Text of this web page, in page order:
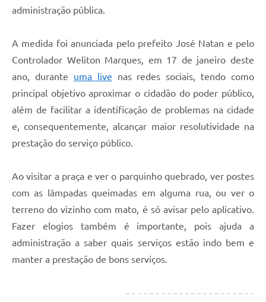
administração pública.
A medida foi anunciada pelo prefeito José Natan e pelo
Controlador Weliton Marques, em 17 de janeiro deste
ano, durante uma live nas redes sociais, tendo como
principal objetivo aproximar o cidadão do poder público,
além de facilitar a identificação de problemas na cidade
e, consequentemente, alcançar maior resolutividade na
prestação do serviço público.
Ao visitar a praça e ver o parquinho quebrado, ver postes
com as lâmpadas queimadas em alguma rua, ou ver o
terreno do vizinho com mato, é só avisar pelo aplicativo.
Fazer elogios também é importante, pois ajuda a
administração a saber quais serviços estão indo bem e
manter a prestação de bons serviços.